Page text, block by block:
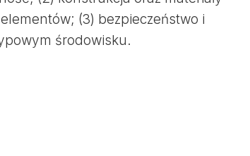
(3) bezpieczeństwo i
środowisku.